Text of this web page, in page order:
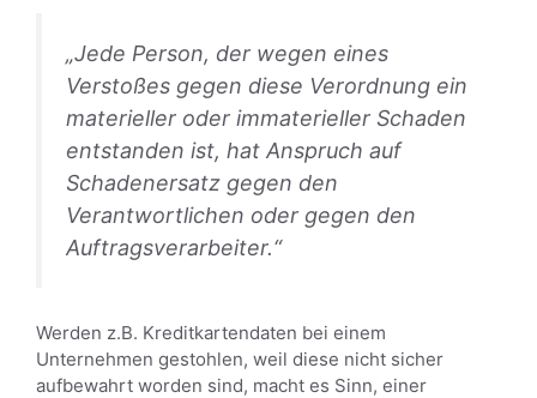
„Jede Person, der wegen eines
Verstoßes gegen diese Verordnung ein
materieller oder immaterieller Schaden
entstanden ist, hat Anspruch auf
Schadenersatz gegen den
Verantwortlichen oder gegen den
Auftragsverarbeiter.“
Werden z.B. Kreditkartendaten bei einem
Unternehmen gestohlen, weil diese nicht sicher
aufbewahrt worden sind, macht es Sinn, einer